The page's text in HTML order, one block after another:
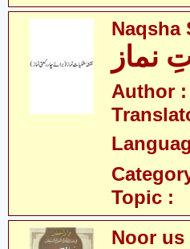
Naqsha
نماز
Author :
Topic :
Noor us